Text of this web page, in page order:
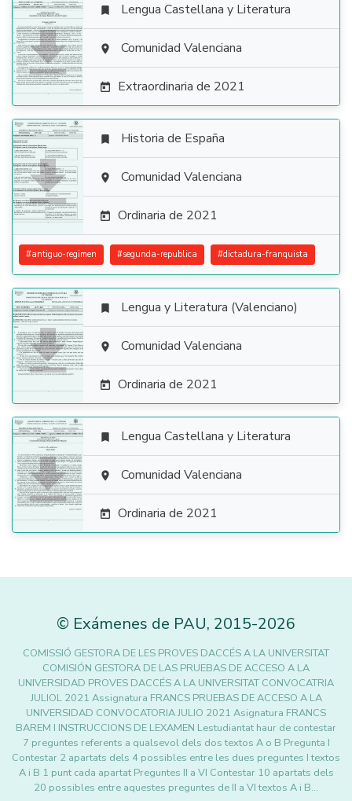

 Lengua Castellana y Literatura
 Comunidad Valenciana
 Extraordinaria de 2021

 Historia de España
 Comunidad Valenciana
 Ordinaria de 2021
#antiguo-regimen #segunda-republica #dictadura-franquista

 Lengua y Literatura (Valenciano)
 Comunidad Valenciana
 Ordinaria de 2021

 Lengua Castellana y Literatura
 Comunidad Valenciana
 Ordinaria de 2021
© Exámenes de PAU, 2015-2026
COMISSIÓ GESTORA DE LES PROVES DACCÉS A LA UNIVERSITAT
COMISIÓN GESTORA DE LAS PRUEBAS DE ACCESO A LA
UNIVERSIDAD PROVES DACCÉS A LA UNIVERSITAT CONVOCATRIA
JULIOL 2021 Assignatura FRANCS PRUEBAS DE ACCESO A LA
UNIVERSIDAD CONVOCATORIA JULIO 2021 Asignatura FRANCS
BAREM I INSTRUCCIONS DE LEXAMEN Lestudiantat haur de contestar
7 preguntes referents a qualsevol dels dos textos A o B Pregunta I
Contestar 2 apartats dels 4 possibles entre les dues preguntes I textos
A i B 1 punt cada apartat Preguntes II a VI Contestar 10 apartats dels
20 possibles entre aquestes preguntes de II a VI textos A i B…